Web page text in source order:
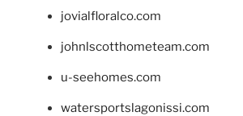
jovialfloralco.com
johnlscotthometeam.com
u-seehomes.com
watersportslagonissi.com